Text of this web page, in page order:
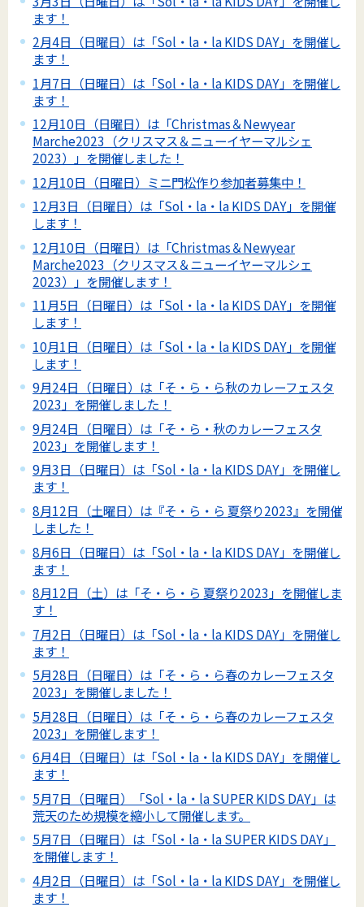
ます！
2月4日（日曜日）は「Sol・la・la KIDS DAY」を開催し
ます！
1月7日（日曜日）は「Sol・la・la KIDS DAY」を開催し
ます！
12月10日（日曜日）は「Christmas＆Newyear
Marche2023（クリスマス＆ニューイヤーマルシェ
2023）」を開催しました！
12月10日（日曜日）ミニ門松作り参加者募集中！
12月3日（日曜日）は「Sol・la・la KIDS DAY」を開催
します！
12月10日（日曜日）は「Christmas＆Newyear
Marche2023（クリスマス＆ニューイヤーマルシェ
2023）」を開催します！
11月5日（日曜日）は「Sol・la・la KIDS DAY」を開催
します！
10月1日（日曜日）は「Sol・la・la KIDS DAY」を開催
します！
9月24日（日曜日）は「そ・ら・ら秋のカレーフェスタ
2023」を開催しました！
9月24日（日曜日）は「そ・ら・秋のカレーフェスタ
2023」を開催します！
9月3日（日曜日）は「Sol・la・la KIDS DAY」を開催し
ます！
8月12日（土曜日）は『そ・ら・ら 夏祭り2023』を開催
しました！
8月6日（日曜日）は「Sol・la・la KIDS DAY」を開催し
ます！
8月12日（土）は「そ・ら・ら 夏祭り2023」を開催しま
す！
7月2日（日曜日）は「Sol・la・la KIDS DAY」を開催し
ます！
5月28日（日曜日）は「そ・ら・ら春のカレーフェスタ
2023」を開催しました！
5月28日（日曜日）は「そ・ら・ら春のカレーフェスタ
2023」を開催します！
6月4日（日曜日）は「Sol・la・la KIDS DAY」を開催し
ます！
5月7日（日曜日）「Sol・la・la SUPER KIDS DAY」は
荒天のため規模を縮小して開催します。
5月7日（日曜日）は「Sol・la・la SUPER KIDS DAY」
を開催します！
4月2日（日曜日）は「Sol・la・la KIDS DAY」を開催し
ます！